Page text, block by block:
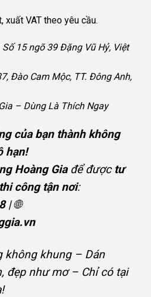
xuất VAT theo yêu cầu.
Số 15 ngõ 39 Đặng Vũ Hỷ, Việt
Đào Cam Mộc, TT. Đông Anh,
– Dùng Là Thích Ngay
của bạn thành không
hạn!
Hoàng Giađể được tư
công tận nơi:
| 🌐
không khung – Dán
đẹp như mơ – Chỉ có tại